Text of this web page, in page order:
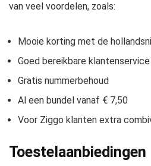
van veel voordelen, zoals:
Mooie korting met de
Goed bereikbare klantenservice
Gratis nummerbehoud
Al een bundel vanaf € 7,50
Voor Ziggo klanten extra
Toestelaanbiedingen